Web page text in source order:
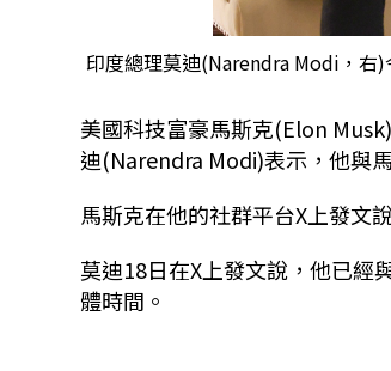
印度總理莫迪(Narendra Modi，右
美國科技富豪馬斯克(Elon
迪(Narendra Modi)表示，他與
馬斯克在他的社群平台X上發文
莫迪18日在X上發文說，他已經
體時間。